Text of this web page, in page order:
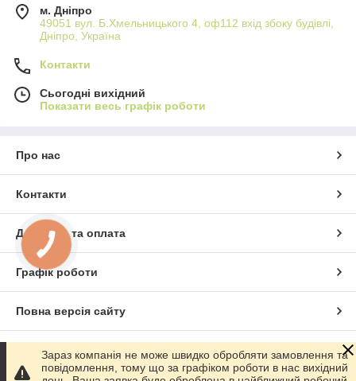
м. Дніпро
49051 вул. Б.Хмельницького 4, оф112 вхід збоку будівлі,
Дніпро, Україна
Контакти
Сьогодні вихідний
Показати весь графік роботи
Про нас
Контакти
Доставка та оплата
Графік роботи
Повна версія сайту
Сайт створено на маркетплейсі Prom.ua
Зараз компанія не може швидко обробляти замовлення та
повідомлення, тому що за графіком роботи в нас вихідний